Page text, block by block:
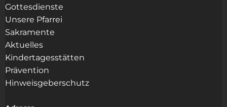
Gottesdienste
Unsere Pfarrei
Sakramente
Aktuelles
Kindertagesstätten
Prävention
Hinweisgeberschutz